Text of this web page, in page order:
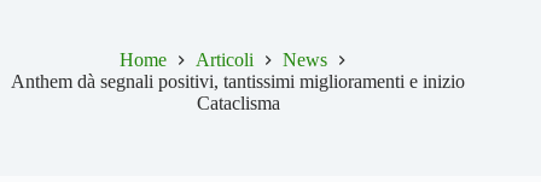
Home Articoli
News
Anthem dà segnali positivi, tantissimi miglioramenti e inizio
Cataclisma